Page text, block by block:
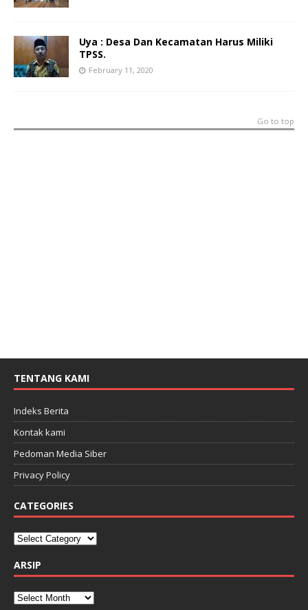
Uya : Desa Dan Kecamatan Harus Miliki
TPSS.
February 11, 2020
Go to top
TENTANG KAMI
Indeks Berita
Kontak kami
Pedoman Media Siber
Privacy Policy
CATEGORIES
ARSIP